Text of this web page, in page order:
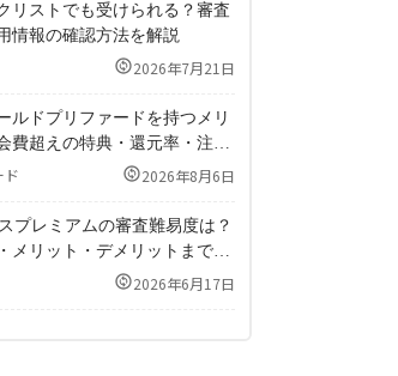
リストでも受けられる？審査
情報の確認方法を解説
2026年7月21日
ルドプリファードを持つメリ
費超えの特典・還元率・注意
ド 2026年8月6日
プレミアムの審査難易度は？
メリット・デメリットまで徹
2026年6月17日